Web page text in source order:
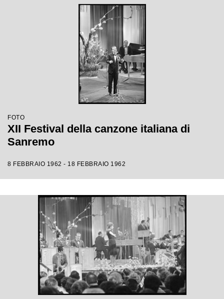
FOTO
XII Festival della canzone italiana di
Sanremo
8 FEBBRAIO 1962 - 18 FEBBRAIO 1962